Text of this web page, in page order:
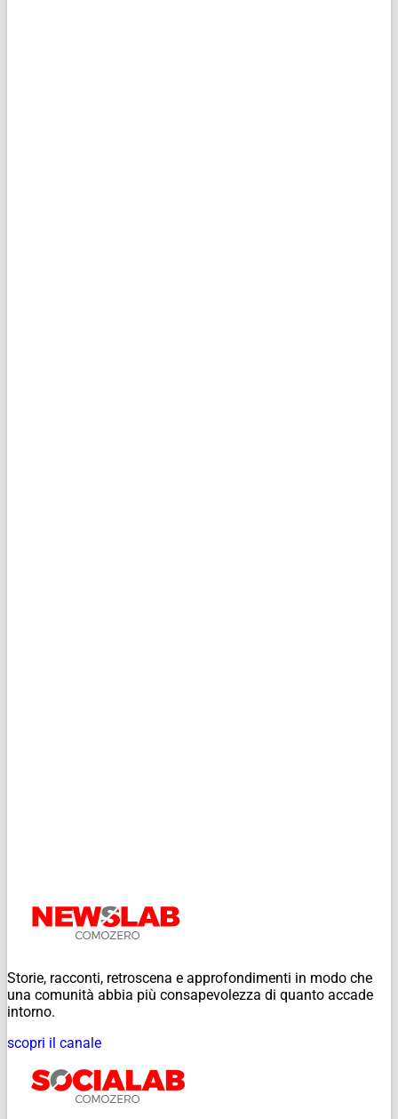
Storie, racconti, retroscena e approfondimenti in modo che
una comunità abbia più consapevolezza di quanto accade
intorno.
scopri il canale